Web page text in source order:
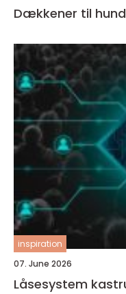
Dækkener til
inspiration
07. June 2026
Låsesystem kastrup sådan vælger